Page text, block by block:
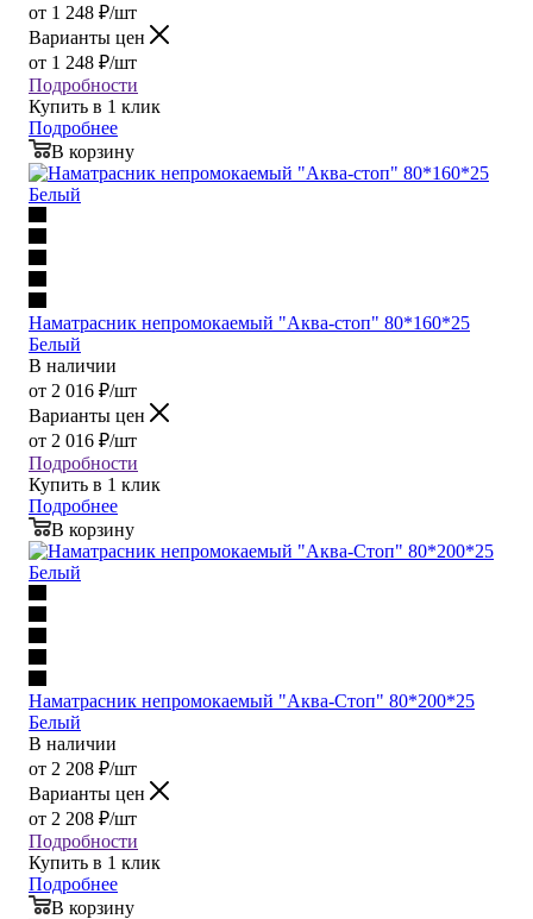
от 1 248 ₽/шт
Варианты цен
от 1 248 ₽/шт
Подробности
Купить в 1 клик
Подробнее
В корзину
Наматрасник непромокаемый "Аква-стоп" 80*160*25
Белый
В наличии
от 2 016 ₽/шт
Варианты цен
от 2 016 ₽/шт
Подробности
Купить в 1 клик
Подробнее
В корзину
Наматрасник непромокаемый "Аква-Стоп" 80*200*25
Белый
В наличии
от 2 208 ₽/шт
Варианты цен
от 2 208 ₽/шт
Подробности
Купить в 1 клик
Подробнее
В корзину